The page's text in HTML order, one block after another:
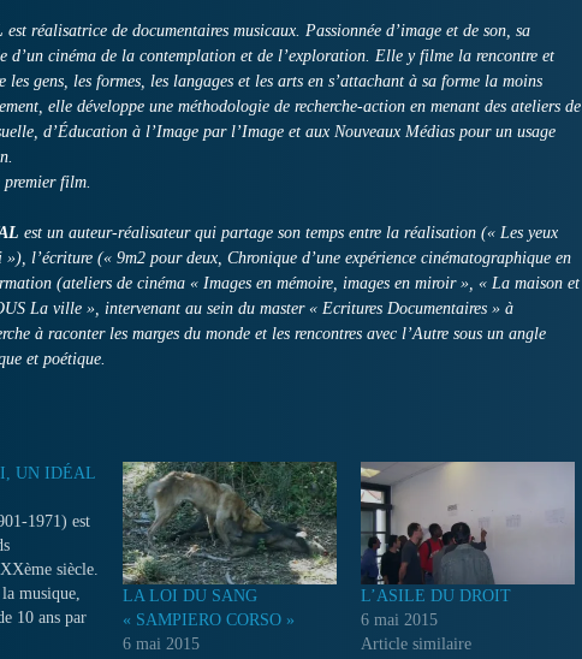
est réalisatrice de documentaires musicaux. Passionnée d’image et de son, sa
d’un cinéma de la contemplation et de l’exploration. Elle y filme la rencontre et
les gens, les formes, les langages et les arts en s’attachant à sa forme la moins
elle développe une méthodologie de recherche-action en menant des ateliers de
d’Éducation à l’Image par l’Image et aux Nouveaux Médias pour un usage
premier film.
est un auteur-réalisateur qui partage son temps entre la réalisation (« Les yeux
l’écriture (« 9m2 pour deux, Chronique d’une expérience cinématographique en
(ateliers de cinéma « Images en mémoire, images en miroir », « La maison et
La ville », intervenant au sein du master « Ecritures Documentaires » à
à raconter les marges du monde et les rencontres avec l’Autre sous un angle
et poétique.
UN IDÉAL
1971) est
siècle.
musique,
10 ans par
Marseille,
LA LOI DU SANG
« SAMPIERO CORSO »
6 mai 2015
L’ASILE DU DROIT
6 mai 2015
Article similaire